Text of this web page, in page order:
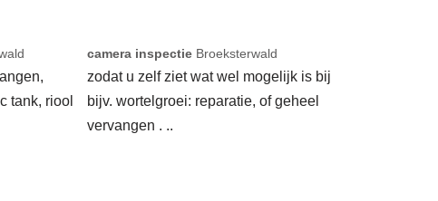
tank, riool
camera inspectie Broeksterwald
zodat u zelf ziet wat wel mogelijk is bij
bijv. wortelgroei: reparatie, of geheel
vervangen . ..